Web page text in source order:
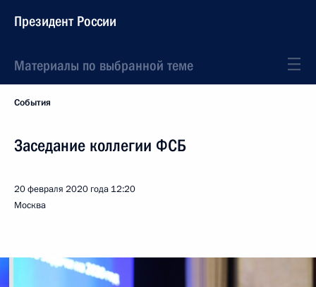
Президент России
Материалы по выбранной теме
События
Заседание коллегии ФСБ
20 февраля 2020 года 12:20
Москва